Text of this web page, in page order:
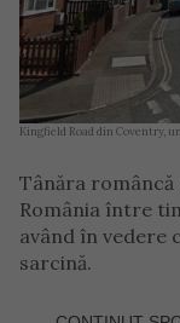
Kingfield Road din Coventry,
Tânăra
România între
având în vedere
sarcină.